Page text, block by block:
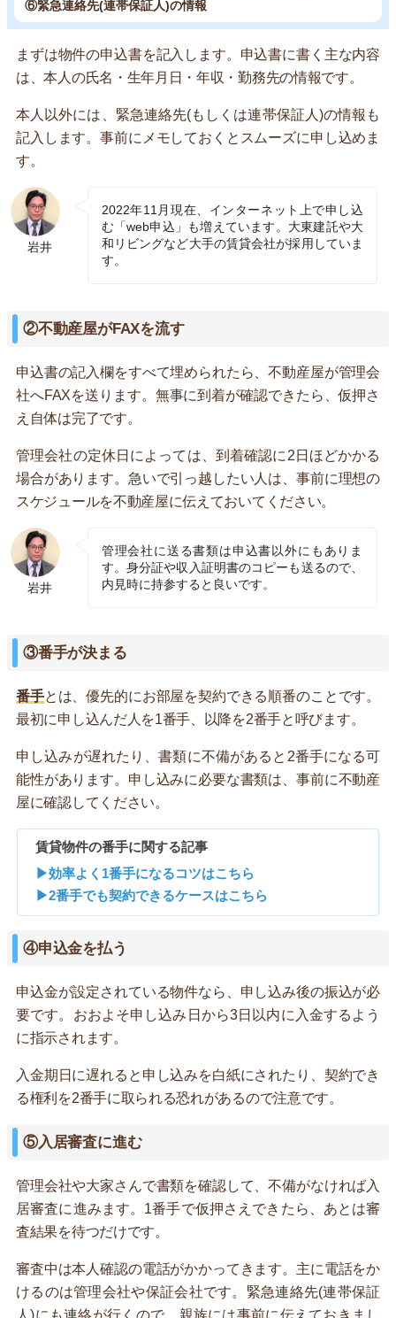
⑥緊急連絡先(連帯保証人)の情報
まずは物件の申込書を記入します。申込書に書く主な内容
は、本人の氏名・生年月日・年収・勤務先の情報です。
本人以外には、緊急連絡先(もしくは連帯保証人)の情報も
記入します。事前にメモしておくとスムーズに申し込めま
す。
岩井
2022年11月現在、インターネット上で申し込
む「web申込」も増えています。大東建託や大
和リビングなど大手の賃貸会社が採用していま
す。
②不動産屋がFAXを流す
申込書の記入欄をすべて埋められたら、不動産屋が管理会
社へFAXを送ります。無事に到着が確認できたら、仮押さ
え自体は完了です。
管理会社の定休日によっては、到着確認に2日ほどかかる
場合があります。急いで引っ越したい人は、事前に理想の
スケジュールを不動産屋に伝えておいてください。
岩井
管理会社に送る書類は申込書以外にもありま
す。身分証や収入証明書のコピーも送るので、
内見時に持参すると良いです。
③番手が決まる
番手とは、優先的にお部屋を契約できる順番のことです。
最初に申し込んだ人を1番手、以降を2番手と呼びます。
申し込みが遅れたり、書類に不備があると2番手になる可
能性があります。申し込みに必要な書類は、事前に不動産
屋に確認してください。
賃貸物件の番手に関する記事
▶効率よく1番手になるコツはこちら
▶2番手でも契約できるケースはこちら
④申込金を払う
申込金が設定されている物件なら、申し込み後の振込が必
要です。おおよそ申し込み日から3日以内に入金するよう
に指示されます。
入金期日に遅れると申し込みを白紙にされたり、契約でき
る権利を2番手に取られる恐れがあるので注意です。
⑤入居審査に進む
管理会社や大家さんで書類を確認して、不備がなければ入
居審査に進みます。1番手で仮押さえできたら、あとは審
査結果を待つだけです。
審査中は本人確認の電話がかかってきます。主に電話をか
けるのは管理会社や保証会社です。緊急連絡先(連帯保証
人)にも連絡が行くので、親族には事前に伝えておきまし